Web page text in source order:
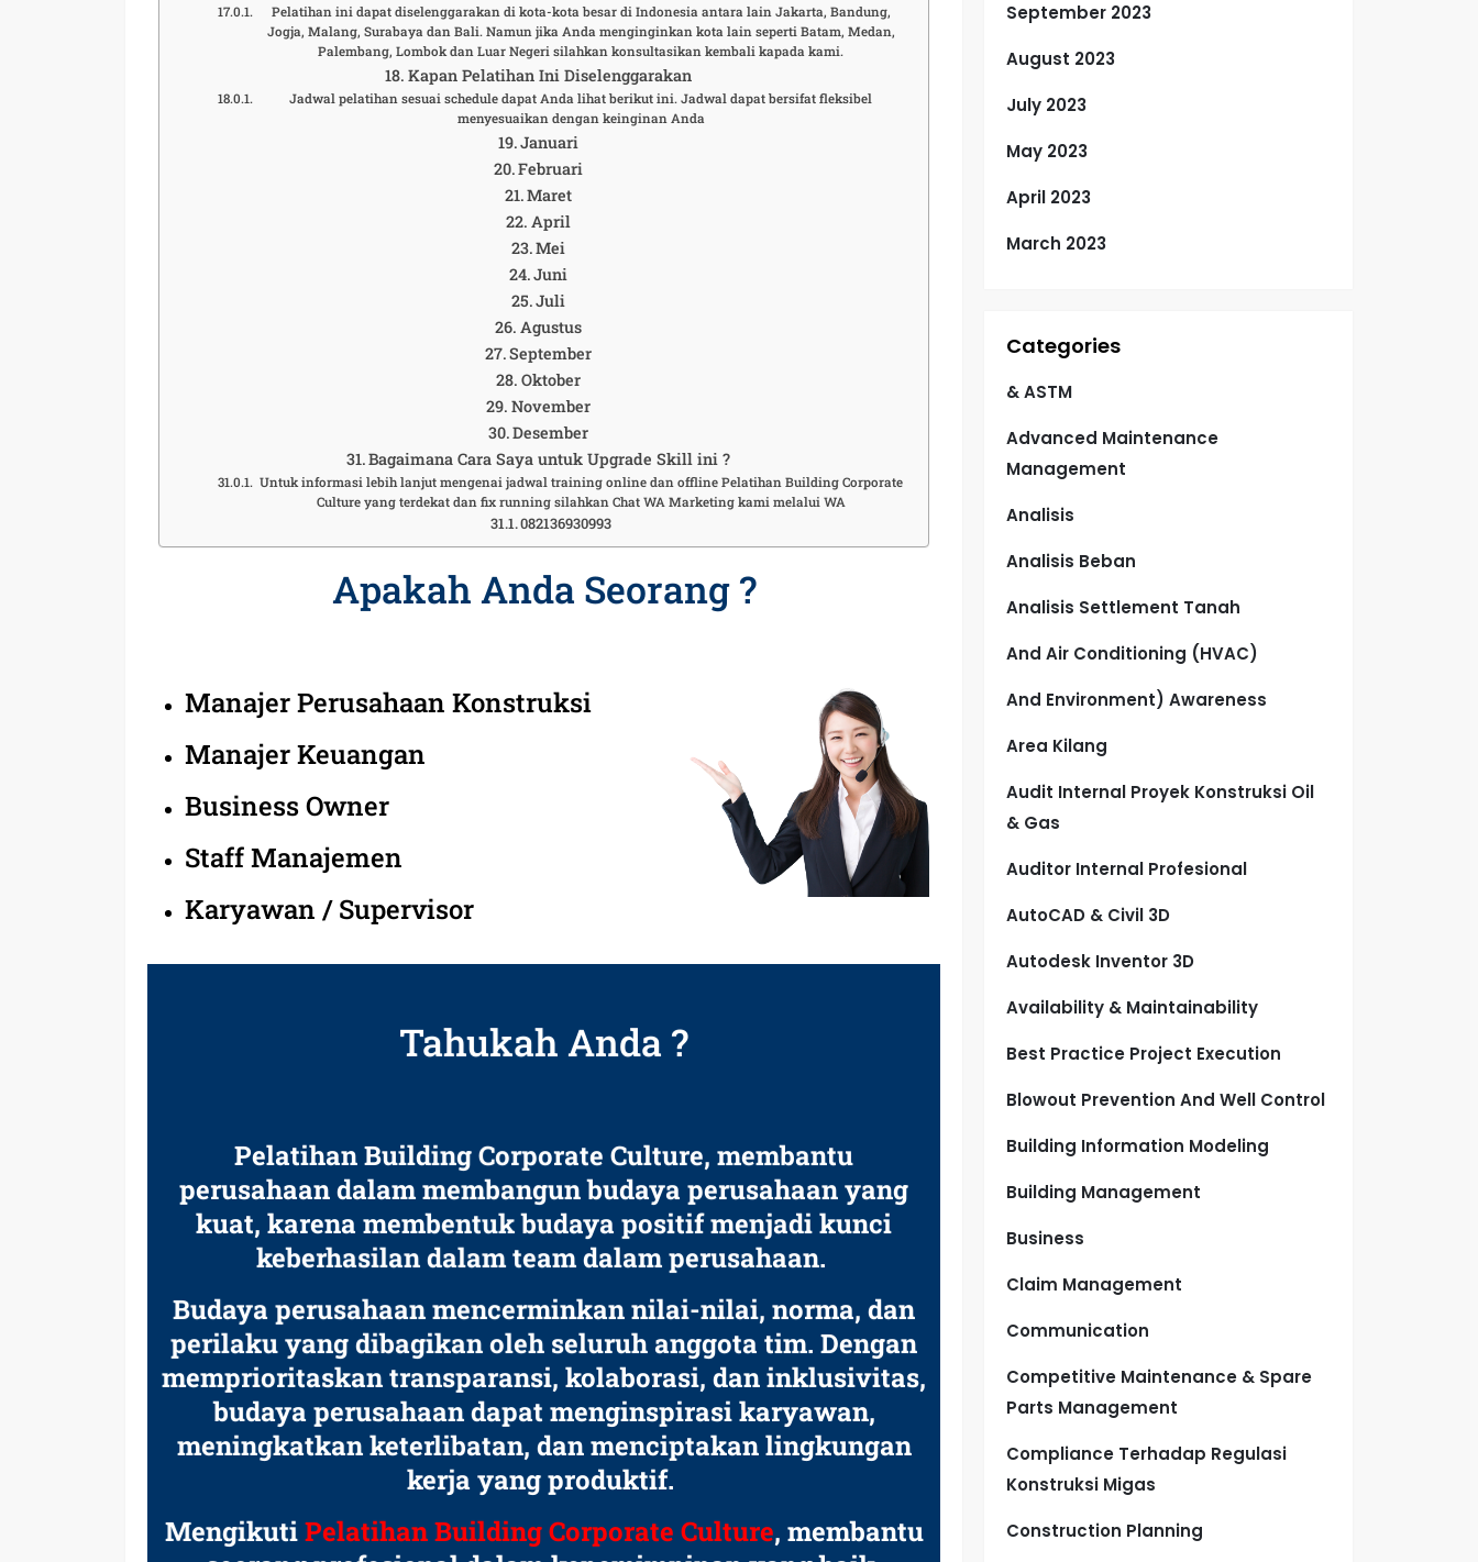
Pelatihan ini dapat diselenggarakan di kota-kota besar di Indonesia antara lain Jakarta, Bandung,
Jogja, Malang, Surabaya dan Bali. Namun jika Anda menginginkan kota lain seperti Batam, Medan,
Palembang, Lombok dan Luar Negeri silahkan konsultasikan kembali kapada kami.
Kapan Pelatihan Ini Diselenggarakan
Jadwal pelatihan sesuai schedule dapat Anda lihat berikut ini. Jadwal dapat bersifat fleksibel
menyesuaikan dengan keinginan Anda
Januari
Februari
Maret
April
Mei
Juni
Juli
Agustus
September
Oktober
November
Desember
Bagaimana Cara Saya untuk Upgrade Skill ini ?
Untuk informasi lebih lanjut mengenai jadwal training online dan offline Pelatihan Building Corporate
Culture yang terdekat dan fix running silahkan Chat WA Marketing kami melalui WA
082136930993
Apakah Anda Seorang ?
Manajer Perusahaan Konstruksi
Manajer Keuangan
Business Owner
Staff Manajemen
Karyawan / Supervisor
Tahukah Anda ?
Pelatihan Building Corporate Culture, membantu
perusahaan dalam membangun budaya perusahaan yang
kuat, karena membentuk budaya positif menjadi kunci
keberhasilan dalam team dalam perusahaan.
Budaya perusahaan mencerminkan nilai-nilai, norma, dan
perilaku yang dibagikan oleh seluruh anggota tim. Dengan
memprioritaskan transparansi, kolaborasi, dan inklusivitas,
budaya perusahaan dapat menginspirasi karyawan,
meningkatkan keterlibatan, dan menciptakan lingkungan
kerja yang produktif.
MengikutiPelatihan Building Corporate Culture, membantu
September 2023
August 2023
July 2023
May 2023
April 2023
March 2023
Categories
& ASTM
Advanced Maintenance
Management
Analisis
Analisis Beban
Analisis Settlement Tanah
And Air Conditioning (HVAC)
And Environment) Awareness
Area Kilang
Audit Internal Proyek Konstruksi Oil
& Gas
Auditor Internal Profesional
AutoCAD & Civil 3D
Autodesk Inventor 3D
Availability & Maintainability
Best Practice Project Execution
Blowout Prevention And Well Control
Building Information Modeling
Building Management
Business
Claim Management
Communication
Competitive Maintenance & Spare
Parts Management
Compliance Terhadap Regulasi
Konstruksi Migas
Construction Planning